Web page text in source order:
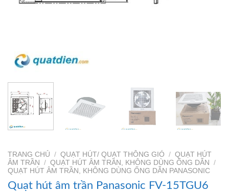
TRANG CHỦ / QUẠT HÚT/ QUẠT THÔNG GIÓ / QUẠT HÚT
ÂM TRẦN
/ QUẠT HÚT ÂM TRẦN, KHÔNG DÙNG ỐNG DẪN
/
QUẠT HÚT ÂM TRẦN, KHÔNG DÙNG ỐNG DẪN PANASONIC
Quạt hút âm trần Panasonic FV-15TGU6